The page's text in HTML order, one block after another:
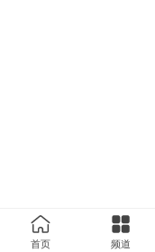
首页 频道